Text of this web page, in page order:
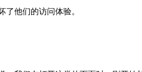
了他们的访问体验。